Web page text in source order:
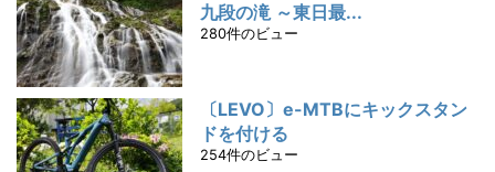
九段の滝 ～東日最...
280件のビュー
〔LEVO〕e-MTBにキックスタン
ドを付ける
254件のビュー